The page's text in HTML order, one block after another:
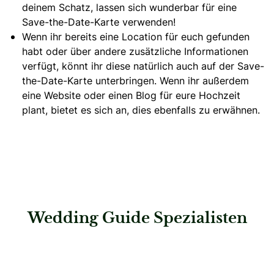
deinem Schatz, lassen sich wunderbar für eine
Save-the-Date-Karte verwenden!
Wenn ihr bereits eine Location für euch gefunden
habt oder über andere zusätzliche Informationen
verfügt, könnt ihr diese natürlich auch auf der Save-
the-Date-Karte unterbringen. Wenn ihr außerdem
eine Website oder einen Blog für eure Hochzeit
plant, bietet es sich an, dies ebenfalls zu erwähnen.
Wedding Guide Spezialisten